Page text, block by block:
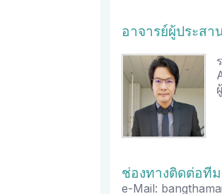
อาจารย์ผู้ประสา
ช่องทางติดต่อที
e-Mail: